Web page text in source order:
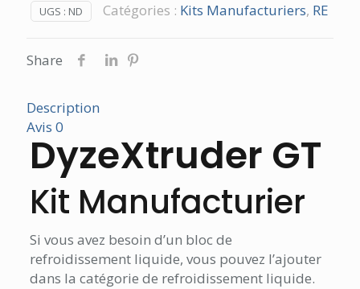
UGS : ND Catégories : Kits Manufacturiers, RE
Share
Description
Avis 0
DyzeXtruder GT
Kit Manufacturier
Si vous avez besoin d’un bloc de
refroidissement liquide, vous pouvez l’ajouter
dans la catégorie de refroidissement liquide.